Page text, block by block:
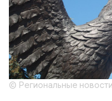
© Региональные